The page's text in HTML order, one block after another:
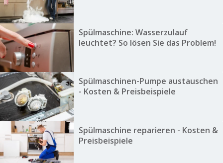
Spülmaschine: Wasserzulauf
leuchtet? So lösen Sie das Problem!
Spülmaschinen-Pumpe austauschen
- Kosten & Preisbeispiele
Spülmaschine reparieren - Kosten &
Preisbeispiele